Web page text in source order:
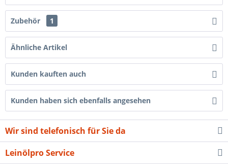
Zubehör 1
Ähnliche Artikel
Kunden kauften auch
Kunden haben sich ebenfalls angesehen
Wir sind telefonisch für Sie da
Leinölpro Service